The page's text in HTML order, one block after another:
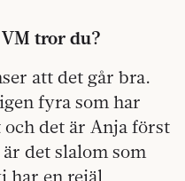
tror du?
att det går bra.
fyra som har
det är Anja först
det slalom som
har en rejäl